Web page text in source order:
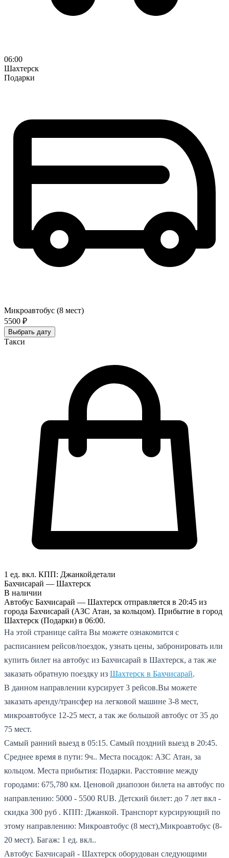
06:00
Шахтерск
Подарки
Микроавтобус (8 мест)
5500 ₽
Выбрать дату
Такси
1 ед. вкл. КПП: Джанкойдетали
Бахчисарай — Шахтерск
В наличии
Автобус Бахчисарай — Шахтерск отправляется в 20:45 из
города Бахчисарай (АЗС Атан, за кольцом). Прибытие в город
Шахтерск (Подарки) в 06:00.
На этой странице сайта Вы можете ознакомится с
расписанием рейсов/поездок, узнать цены, забронировать или
купить билет на автобус из Бахчисарай в Шахтерск, а так же
заказать обратную поездку из Шахтерск в Бахчисарай.
В данном направлении курсирует 3 рейсов.Вы можете
заказать аренду/трансфер на легковой машине 3-8 мест,
микроавтобусе 12-25 мест, а так же большой автобус от 35 до
75 мест.
Самый ранний выезд в 05:15. Самый поздний выезд в 20:45.
Среднее время в пути: 9ч.. Места посадок: АЗС Атан, за
кольцом. Места прибытия: Подарки. Расстояние между
городами: 675,780 км. Ценовой диапозон билета на автобус по
направлению: 5000 - 5500 RUB. Детский билет: до 7 лет вкл -
скидка 300 руб . КПП: Джанкой. Транспорт курсирующий по
этому направлению: Микроавтобус (8 мест),Микроавтобус (8-
20 мест). Багаж: 1 ед. вкл..
Автобус Бахчисарай - Шахтерск оборудован следующими